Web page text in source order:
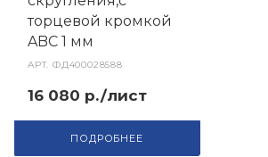
торцевой кромкой
ABC 1 мм
АРТ.ФД400028588
16 080 р./лист
ПОДРОБНЕЕ